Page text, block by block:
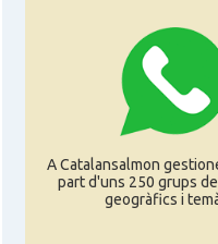
CAMON
CAMON
CAMON
A Catalansalmon
part d'uns 250 grups
geogràfics i